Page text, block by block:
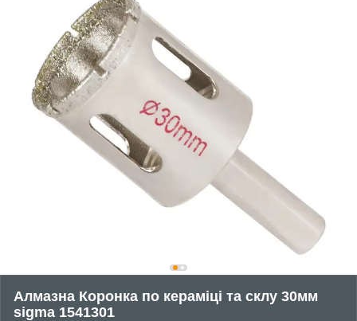
Алмазна Коронка по кераміці та склу 30мм
sigma 1541301